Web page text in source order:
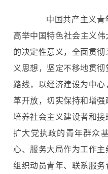
中国共产主义青年
高举中国特色社会主义
的决定性意义，全面贯
义思想，坚定不移地贯
路线，以经济建设为中
革开放，切实保持和增
培养社会主义建设者和
扩大党执政的青年群众
心、服务大局作为工作主
组织动员青年、联系服